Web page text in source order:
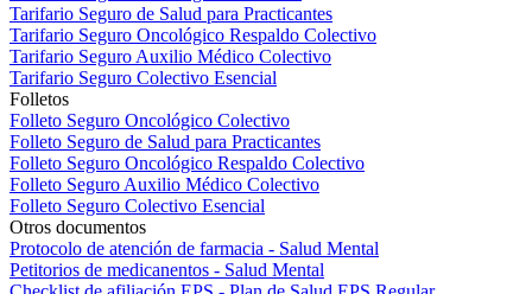
Tarifario Seguro de Salud para Practicantes
Tarifario Seguro Oncológico Respaldo Colectivo
Tarifario Seguro Auxilio Médico Colectivo
Tarifario Seguro Colectivo Esencial
Folletos
Folleto Seguro Oncológico Colectivo
Folleto Seguro de Salud para Practicantes
Folleto Seguro Oncológico Respaldo Colectivo
Folleto Seguro Auxilio Médico Colectivo
Folleto Seguro Colectivo Esencial
Otros documentos
Protocolo de atención de farmacia - Salud Mental
Petitorios de medicanentos - Salud Mental